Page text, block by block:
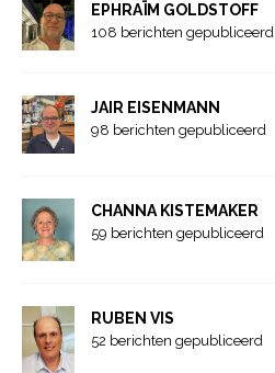
EPHRAÏM GOLDSTOFF
108 berichten gepubliceerd
JAIR EISENMANN
98 berichten gepubliceerd
CHANNA KISTEMAKER
59 berichten gepubliceerd
RUBEN VIS
52 berichten gepubliceerd